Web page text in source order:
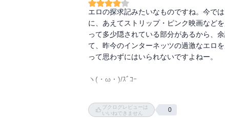
エロの探求記みたいなものですね。今で
に、あえてストリップ・ピンク映画など
って多少隠されている部分があるから、
て、昨今のインターネッツの過激なエロ
って思わずにはいられないですよねー。
ヽ(・ω・)/ｽﾞｺｰ
なんというか、女体とかもインターネッ
ら、昨今の若人の草食化、なんてのが取
ブクログレビューは
いいねできません
0